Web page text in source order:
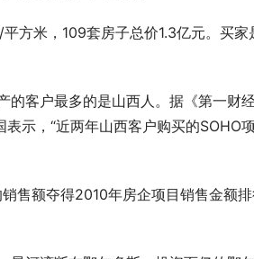
方米，109套房子总价1.3亿元。买家
的客户最多的是山西人。据《第一财
示，“近两年山西客户购买的SOHO
售额夺得2010年房企项目销售金额